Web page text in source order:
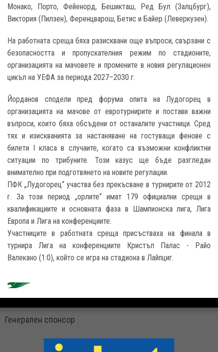
Монако, Порто, Фейенорд, Бешикташ, Ред Бул (Залцбург),
Виктория (Пилзен), Ференцварош, Бетис и Байер (Леверкузен).
На работната среща бяха разисквани още въпроси, свързани с
безопасността и пропускателния режим по стадионите,
организацията на мачовете и промените в новия регулационен
цикъл на УЕФА за периода 2027–2030 г.
Йорданов сподели пред форума опита на Лудогорец в
организацията на мачове от евротурнирите и постави важни
въпроси, които бяха обсъдени от останалите участници. Сред
тях и изискванията за настаняване на гостуващи фенове с
билети I класа в случаите, когато са възможни конфликтни
ситуации по трибуните. Този казус ще бъде разгледан
внимателно при подготвянето на новите регулации.
ПФК „Лудогорец“ участва без прекъсване в турнирите от 2012
г. За този период „орлите“ имат 179 официални срещи в
квалификациите и основната фаза в Шампионска лига, Лига
Европа и Лига на конференциите.
Участниците в работната среща присъстваха на финала в
турнира Лига на конференциите Кристъл Палас - Райо
Валекано (1:0), който се игра на стадиона в Лайпциг.
Генерален спонсор